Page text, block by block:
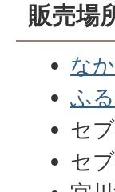
販売場
な
ふ
セ
セ